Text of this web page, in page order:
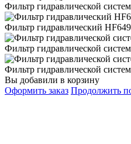
Фильтр гидравлической
Фильтр гидравлический
Фильтр гидравлической
Фильтр гидравлической
Вы добавили в корзину
Оформить заказ Продолжить